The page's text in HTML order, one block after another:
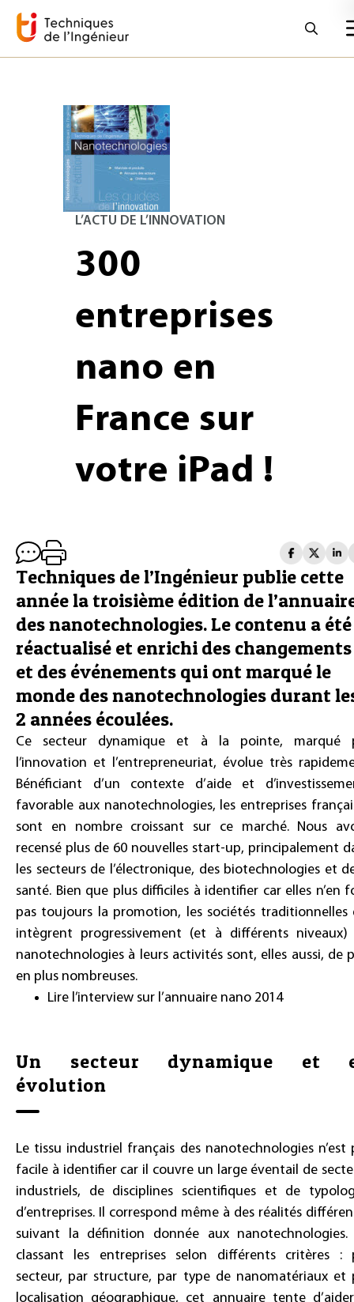
L’ACTU DE L’INNOVATION
300
entreprises
nano en
France sur
votre iPad !
Techniques de l’Ingénieur publie cette
année la troisième édition de
des nanotechnologies. Le contenu a été
réactualisé et enrichi des changements
et des événements qui ont marqué le
monde des nanotechnologies durant
2 années écoulées.
Ce secteur dynamique et à la pointe, marqué
l’innovation et l’entrepreneuriat, évolue très
Bénéficiant d’un contexte d’aide et
favorable aux nanotechnologies, les entreprises
sont en nombre croissant sur ce marché. Nous
recensé plus de 60 nouvelles start-up, principalement
les secteurs de l’électronique, des biotechnologies et
santé. Bien que plus difficiles à identifier car elles n’en
pas toujours la promotion, les sociétés traditionnelles
intègrent progressivement (et à différents niveaux)
nanotechnologies à leurs activités sont, elles aussi, de
en plus nombreuses.
Lire l’interview sur l’annuaire nano 2014
Un secteur dynamique et
évolution
Le tissu industriel français des nanotechnologies n’est
facile à identifier car il couvre un large éventail de
industriels, de disciplines scientifiques et de
d’entreprises. Il correspond même à des réalités
suivant la définition donnée aux nanotechnologies.
classant les entreprises selon différents critères :
secteur, par structure, par type de nanomatériaux et
localisation géographique, cet annuaire tente